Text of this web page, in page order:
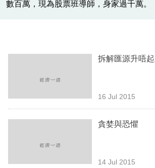
樓
財
科
數百萬，現為股票班導師，身家過千萬。
拆解匯源升唔
16 Jul 2015
貪婪與恐懼
14 Jul 2015